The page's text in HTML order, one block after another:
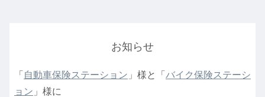
お知らせ
「 自動車保険ステーション 」様と「 バイク保険ステーシ
ョン 」様に